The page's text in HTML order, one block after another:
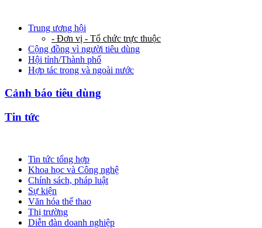
Trung ương hội
- Đơn vị - Tổ chức trực thuộc
Cộng đồng vì người tiêu dùng
Hội tỉnh/Thành phố
Hợp tác trong và ngoài nước
Cảnh báo tiêu dùng
Tin tức
Tin tức tổng hợp
Khoa học và Công nghệ
Chính sách, pháp luật
Sự kiện
Văn hóa thể thao
Thị trường
Diễn đàn doanh nghiệp